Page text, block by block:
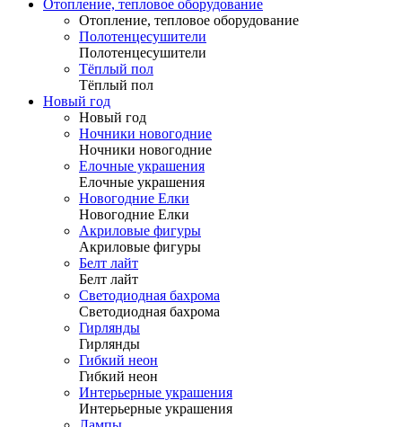
Отопление, тепловое оборудование
Отопление, тепловое оборудование
Полотенцесушители
Полотенцесушители
Тёплый пол
Тёплый пол
Новый год
Новый год
Ночники новогодние
Ночники новогодние
Елочные украшения
Елочные украшения
Новогодние Елки
Новогодние Елки
Акриловые фигуры
Акриловые фигуры
Белт лайт
Белт лайт
Светодиодная бахрома
Светодиодная бахрома
Гирлянды
Гирлянды
Гибкий неон
Гибкий неон
Интерьерные украшения
Интерьерные украшения